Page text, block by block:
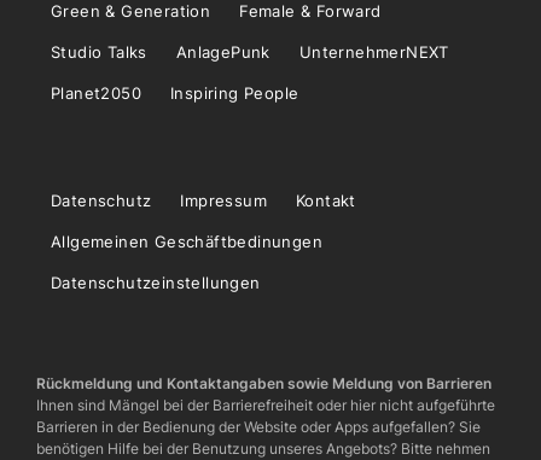
Green & Generation Female & Forward
Studio Talks AnlagePunk UnternehmerNEXT
Planet2050 Inspiring People
Datenschutz Impressum Kontakt
Allgemeinen Geschäftbedinungen
Datenschutzeinstellungen
Rückmeldung und Kontaktangaben sowie Meldung von Barrieren
Ihnen sind Mängel bei der Barrierefreiheit oder hier nicht aufgeführte
Barrieren in der Bedienung der Website oder Apps aufgefallen? Sie
benötigen Hilfe bei der Benutzung unseres Angebots? Bitte nehmen